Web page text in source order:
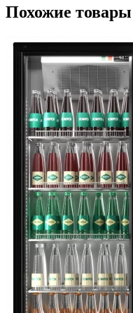
Похожие товары